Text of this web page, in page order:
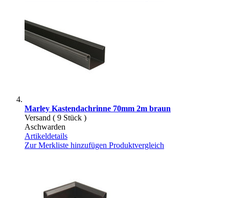
Marley Kastendachrinne 70mm 2m braun
Versand ( 9 Stück )
Aschwarden
Artikeldetails
Zur Merkliste hinzufügen Produktvergleich